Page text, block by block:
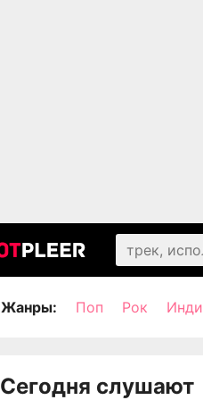
Жанры: Поп Рок Инди
Сегодня слушают